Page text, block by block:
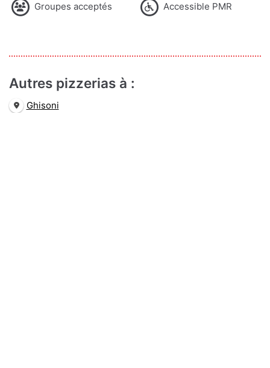
Groupes acceptés
Accessible PMR
Autres pizzerias à :
Ghisoni